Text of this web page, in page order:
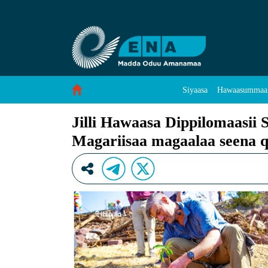
Jilli Hawaasa Dippilomaasii Sagantaa
Siyaasa Hawaasummaa
Jilli Hawaasa Dippilomaasii
Magariisaa magaalaa seena